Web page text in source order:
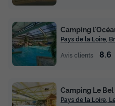
Camping
Pays de la Loire,
Avis clients
8.6
Camping Le Bel
Pays de la Loire,